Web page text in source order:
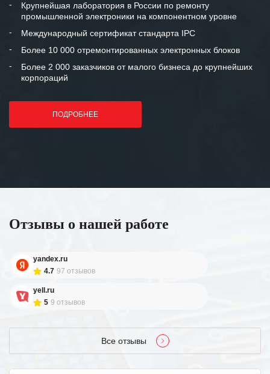
Крупнейшая лаборатория в России по ремонту
промышленной электроники на компонентном уровне
Международный сертификат стандарта IPC
Более 10 000 отремонтированных электронных блоков
Более 2 000 заказчиков от малого бизнеса до крупнейших
корпораций
ПОДРОБНЕЕ
Отзывы о нашей работе
yandex.ru
4.7 97 отзывов
yell.ru
5 9 отзывов
Все отзывы